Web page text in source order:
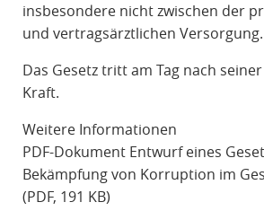
insbesondere nicht zwischen der
und vertragsärztlichen Versorgung.
Das Gesetz tritt am Tag nach
Kraft.
Weitere Informationen
PDF-Dokument Entwurf eines
Bekämpfung von Korruption im
(PDF, 191 KB)